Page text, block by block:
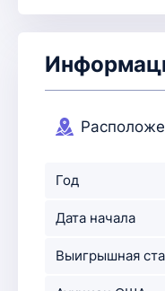
Год
Дата начала
аукциона
Выигрышная